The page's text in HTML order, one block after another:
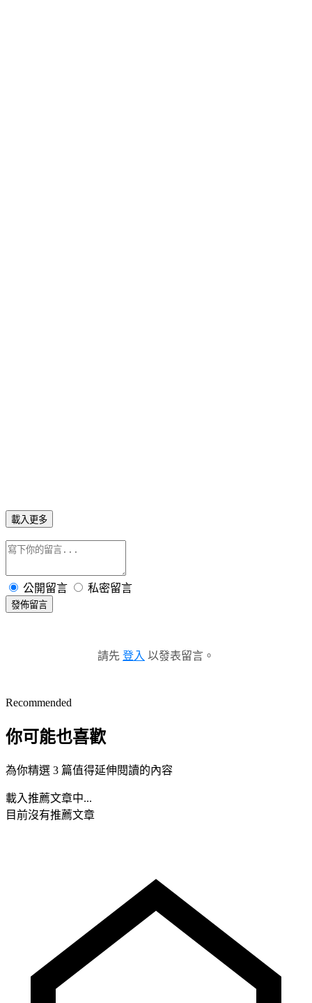
載入更多
公開留言 私密留言
發佈留言
請先 登入 以發表留言。
Recommended
你可能也喜歡
為你精選 3 篇值得延伸閱讀的內容
載入推薦文章中...
目前沒有推薦文章